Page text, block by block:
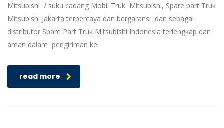
Mitsubishi / suku cadang Mobil Truk Mitsubishi, Spare part Truk
Mitsubishi Jakarta terpercaya dan bergaransi dan sebagai
distributor Spare Part Truk Mitsubishi Indonesia terlengkap dan
aman dalam pengiriman ke
read more